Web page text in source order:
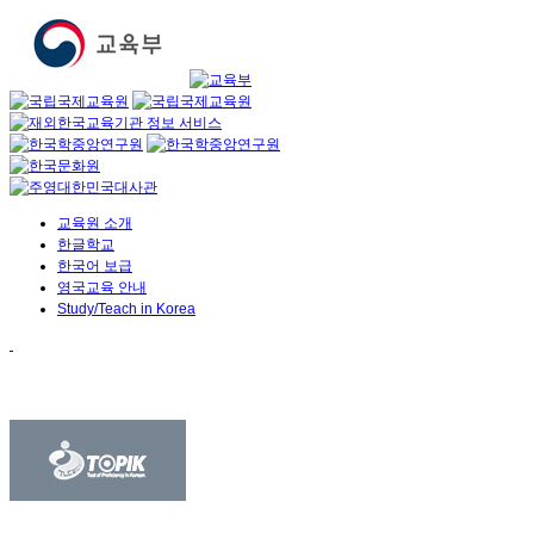
교육원 소개
한글학교
한국어 보급
영국교육 안내
Study/Teach in Korea